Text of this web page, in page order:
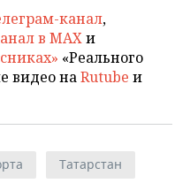
канал,
в MAXи
«Реального
видео наRutube и
Татарстан